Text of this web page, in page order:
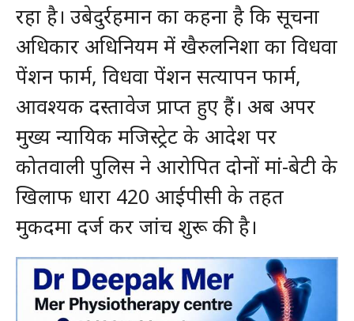
रहा है। उबेदुर्रहमान का कहना है कि सूचना
अधिकार अधिनियम में खैरुलनिशा का विधवा
पेंशन फार्म, विधवा पेंशन सत्यापन फार्म,
आवश्यक दस्तावेज प्राप्त हुए हैं। अब अपर
मुख्य न्यायिक मजिस्ट्रेट के आदेश पर
कोतवाली पुलिस ने आरोपित दोनों मां-बेटी के
खिलाफ धारा 420 आईपीसी के तहत
मुकदमा दर्ज कर जांच शुरू की है।